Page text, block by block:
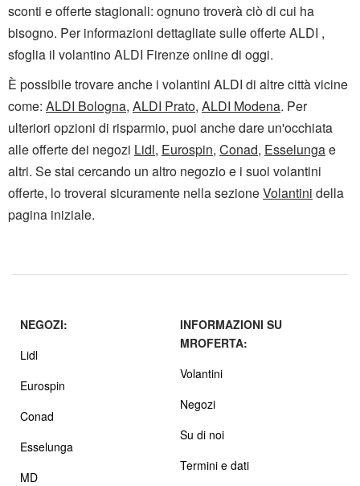
sconti e offerte stagionali: ognuno troverà ciò di cui ha
bisogno. Per informazioni dettagliate sulle offerte ALDI ,
sfoglia il volantino ALDI Firenze online di oggi.
È possibile trovare anche i volantini ALDI di altre città vicine
come: ALDI Bologna, ALDI Prato, ALDI Modena. Per
ulteriori opzioni di risparmio, puoi anche dare un'occhiata
alle offerte dei negozi Lidl, Eurospin, Conad, Esselungae
altri. Se stai cercando un altro negozio e i suoi volantini
offerte, lo troverai sicuramente nella sezioneVolantini della
pagina iniziale.
NEGOZI:
Lidl
Eurospin
Conad
Esselunga
MD
INFORMAZIONI SU
MROFERTA:
Volantini
Negozi
Su di noi
Termini e dati